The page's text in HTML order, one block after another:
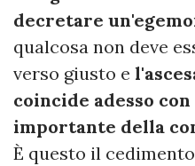
decretare
qualcosa non deve
verso giusto e
coincide adesso
importante della
È questo il